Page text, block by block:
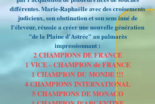
différentes. Marie-Raphaëlle avec des croisements
judicieux, son obstination et son sens inné de
l'éleveur, réussie a créer une nouvelle génération
"de la Plaine d'Astrée" au palmarès
impressionnant :
2 CHAMPIONS DE FRANCE
1 VICE - CHAMPION de FRANCE
1 CHAMPION DU MONDE !!!
4 CHAMPIONS INTERNATIONAL
5 CHAMPIONS DE MONACO